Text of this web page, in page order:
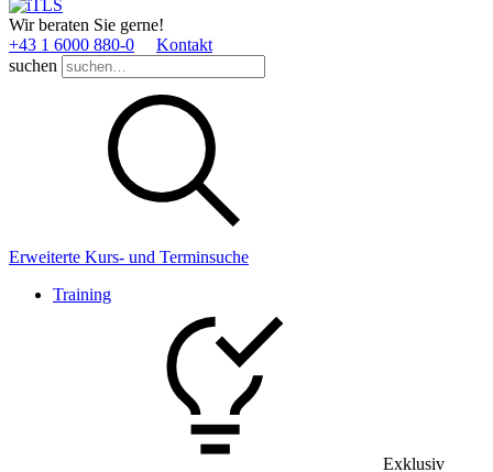
Wir beraten Sie gerne!
+43 1 6000 880­-0
Kontakt
suchen
Erweiterte Kurs- und Terminsuche
Training
Exklusiv